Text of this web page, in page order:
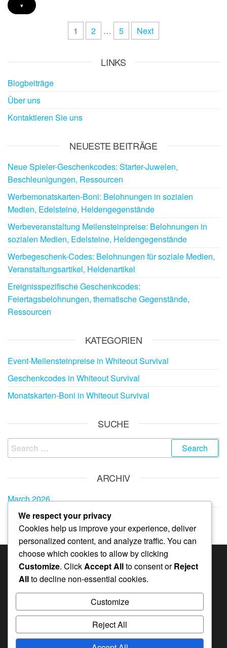
▾
1 2 … 5 Next
LINKS
Blogbeiträge
Über uns
Kontaktieren Sie uns
NEUESTE BEITRÄGE
Neue Spieler-Geschenkcodes: Starter-Juwelen,
Beschleunigungen, Ressourcen
Werbemonatskarten-Boni: Belohnungen in sozialen
Medien, Edelsteine, Heldengegenstände
Werbeveranstaltung Meilensteinpreise: Belohnungen in
sozialen Medien, Edelsteine, Heldengegenstände
Werbegeschenk-Codes: Belohnungen für soziale Medien,
Veranstaltungsartikel, Heldenartikel
Ereignisspezifische Geschenkcodes:
Feiertagsbelohnungen, thematische Gegenstände,
Ressourcen
KATEGORIEN
Event-Meilensteinpreise in Whiteout Survival
Geschenkcodes in Whiteout Survival
Monatskarten-Boni in Whiteout Survival
SUCHE
Search
for:
ARCHIV
March 2026
February 2026
KATEGORIEN
Geschenkcodes in Whiteout Survival
Monatskarten-Boni in Whiteout Survival
We respect your privacy
Cookies help us improve your experience, deliver
personalized content, and analyze traffic. You can
choose which cookies to allow by clicking
Customize. ClickAccept Allto consent orReject
Allto decline non-essential cookies.
Customize
Reject All